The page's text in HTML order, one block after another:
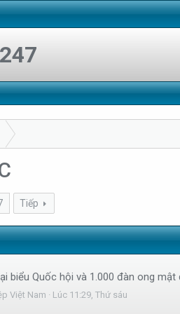
247
Tiếp
biểu Quốc hội và 1.000 đàn ong mật
Việt Nam Lúc 11:29, Thứ sáu